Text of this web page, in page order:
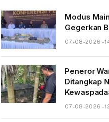
Modus
Gegerkan
07-08-2026 -
Peneror
Ditangkap
07-08-2026 -